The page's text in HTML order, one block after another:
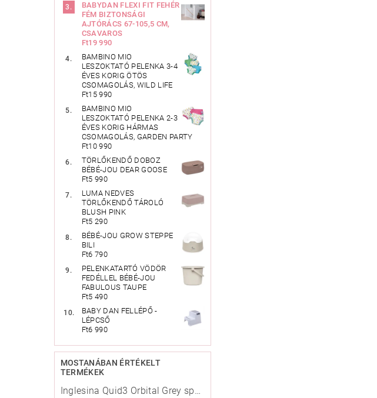
BABYDAN FLEXI FIT FEHÉR
FÉM BIZTONSÁGI
AJTÓRÁCS 67-105,5 CM,
CSAVAROS
Ft19 990
BAMBINO MIO
LESZOKTATÓ PELENKA 3-4
ÉVES KORIG ÖTÖS
CSOMAGOLÁS, WILD LIFE
Ft15 990
BAMBINO MIO
LESZOKTATÓ PELENKA 2-3
ÉVES KORIG HÁRMAS
CSOMAGOLÁS, GARDEN PARTY
Ft10 990
TÖRLŐKENDŐ DOBOZ
BÉBÉ-JOU DEAR GOOSE
Ft5 990
LUMA NEDVES
TÖRLŐKENDŐ TÁROLÓ
BLUSH PINK
Ft5 290
BÉBÉ-JOU GROW STEPPE
BILI
Ft6 790
PELENKATARTÓ VÖDÖR
FEDÉLLEL BÉBÉ-JOU
FABULOUS TAUPE
Ft5 490
BABY DAN FELLÉPŐ -
LÉPCSŐ
Ft6 990
MOSTANÁBAN ÉRTÉKELT
TERMÉKEK
Inglesina Quid3 Orbital Grey sport babakocsi